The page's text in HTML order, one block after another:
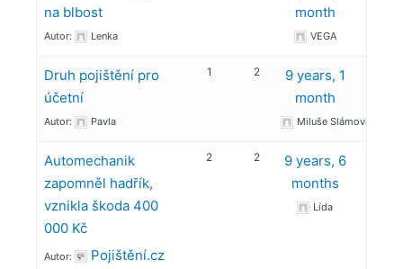
na blbost
Autor: Lenka
month
VEGA
Druh pojištění pro
účetní
Autor: Pavla
1 2
9 years, 1
month
Miluše Slámova
Automechanik
zapomněl hadřík,
vznikla škoda 400
000 Kč
Autor: Pojištění.cz
2 2
9 years, 6
months
Lída